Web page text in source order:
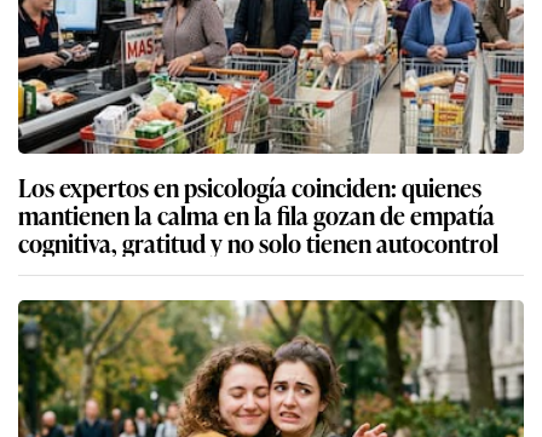
Los expertos en psicología coinciden: quienes
mantienen la calma en la fila gozan de empatía
cognitiva, gratitud y no solo tienen autocontrol